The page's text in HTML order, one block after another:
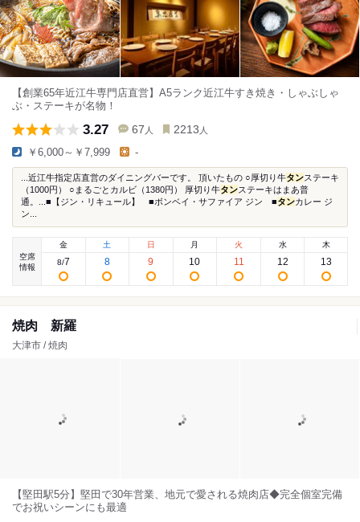
【創業65年近江牛専門店直営】A5ランク近江牛すき焼き・しゃぶしゃ
ぶ・ステーキが名物！
3.27 67 人 2213 人
￥6,000～￥7,999 -
...近江牛指定店直営のダイニングバーです。 頂いたもの ○厚切り牛タンステーキ
（1000円） ○まるごとカルビ（1380円） 厚切り牛タンステーキはまあ普
通。...■【ジン・リキュール】 ■ボンベイ・サファイア ジン ■タンカレー ジ
ン...
空席
情報
金
8/7
土
8
日
9
月
10
火
11
水
12
木
13
焼肉 新羅
大津市 / 焼肉
【堅田駅5分】堅田で30年営業、地元で愛される焼肉店◆完全個室完備
でお祝いシーンにも最適